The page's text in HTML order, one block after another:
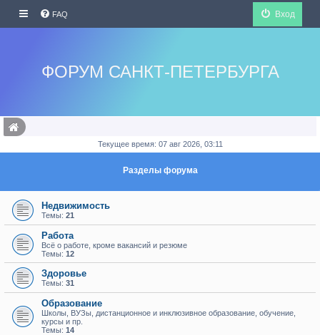
FAQ Вход
ФОРУМ САНКТ-ПЕТЕРБУРГА
Текущее время: 07 авг 2026, 03:11
Разделы форума
Недвижимость
Темы: 21
Работа
Всё о работе, кроме вакансий и резюме
Темы: 12
Здоровье
Темы: 31
Образование
Школы, ВУЗы, дистанционное и инклюзивное образование, обучение,
курсы и пр.
Темы: 14